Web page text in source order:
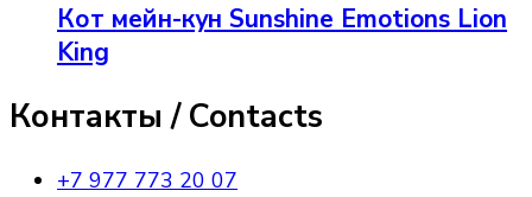
Кот мейн-кун Sunshine Emotions Lion
King
Контакты / Contacts
+7 977 773 20 07